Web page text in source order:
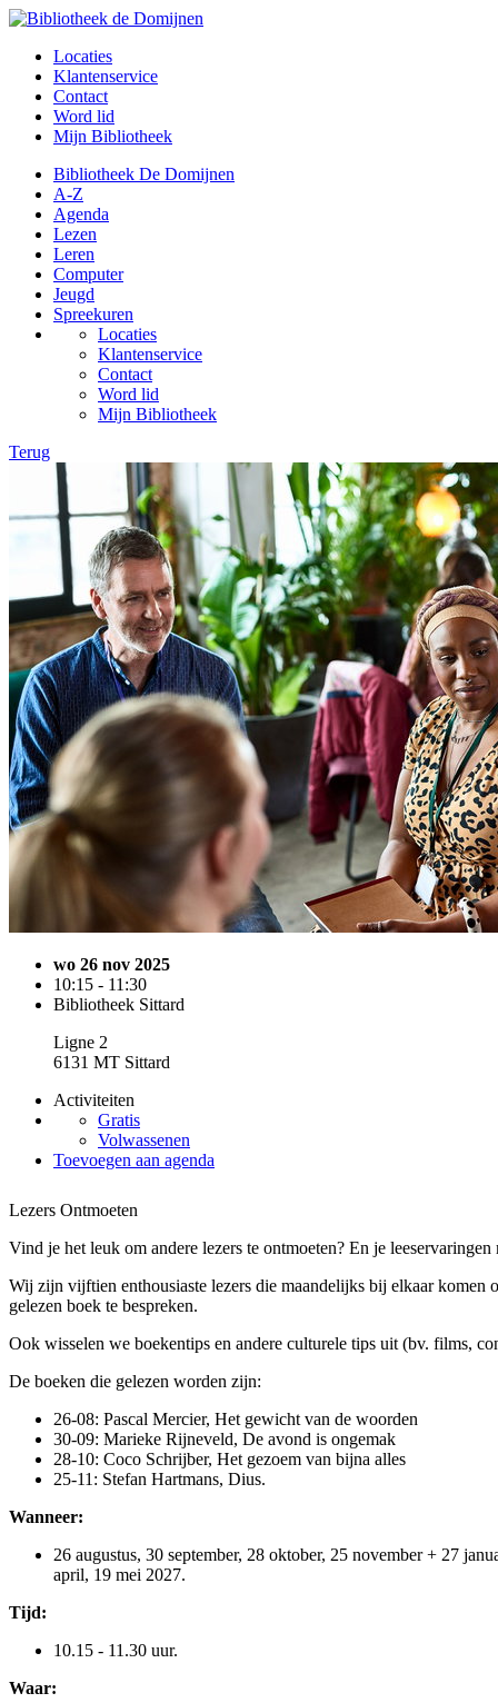
Locaties
Klantenservice
Contact
Word lid
Mijn Bibliotheek
Bibliotheek De Domijnen
A-Z
Agenda
Lezen
Leren
Computer
Jeugd
Spreekuren
Locaties
Klantenservice
Contact
Word lid
Mijn Bibliotheek
Terug
wo 26 nov 2025
10:15 - 11:30
Bibliotheek Sittard
Ligne 2
6131 MT Sittard
Activiteiten
Gratis
Volwassenen
Toevoegen aan agenda
Lezers Ontmoeten
Vind je het leuk om andere lezers te ontmoeten? En je leeservaringen
Wij zijn vijftien enthousiaste lezers die maandelijks bij elkaar komen
gelezen boek te bespreken.
Ook wisselen we boekentips en andere culturele tips uit (bv. films,
De boeken die gelezen worden zijn:
26-08: Pascal Mercier, Het gewicht van de woorden
30-09: Marieke Rijneveld, De avond is ongemak
28-10: Coco Schrijber, Het gezoem van bijna alles
25-11: Stefan Hartmans, Dius.
Wanneer:
26 augustus, 30 september, 28 oktober, 25 november + 27
april, 19 mei 2027.
Tijd:
10.15 - 11.30 uur.
Waar: